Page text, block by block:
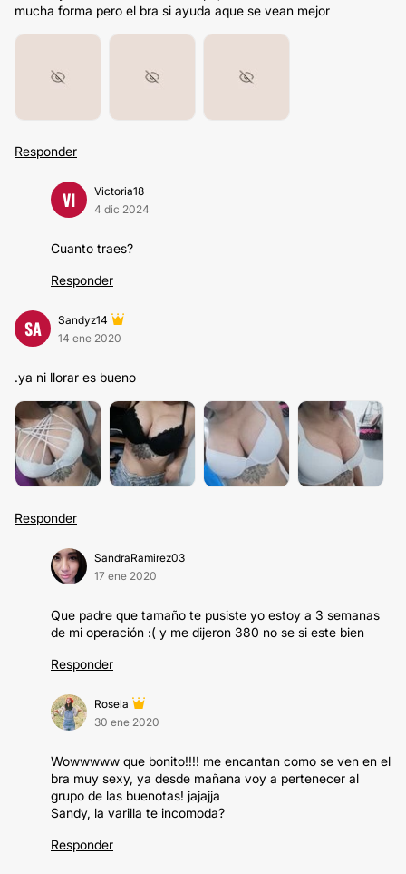
mucha forma pero el bra si ayuda aque se vean mejor
Responder
VI
Victoria18
4 dic 2024
Cuanto traes?
Responder
SA
Sandyz14
14 ene 2020
.ya ni llorar es bueno
Responder
SandraRamirez03
17 ene 2020
Que padre que tamaño te pusiste yo estoy a 3 semanas
de mi operación :( y me dijeron 380 no se si este bien
Responder
Rosela
30 ene 2020
Wowwwww que bonito!!!! me encantan como se ven en el
bra muy sexy, ya desde mañana voy a pertenecer al
grupo de las buenotas! jajajja
Sandy, la varilla te incomoda?
Responder